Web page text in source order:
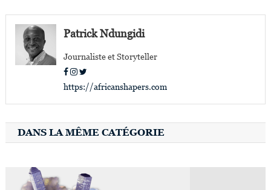
de
l’articlePatrick Ndungidi
Journaliste et Storyteller
https://africanshapers.com
DANS LA MÊME CATÉGORIE